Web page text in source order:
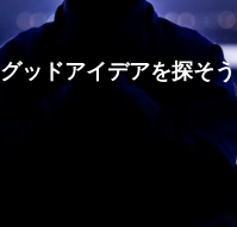
グッドアイデアを探そう